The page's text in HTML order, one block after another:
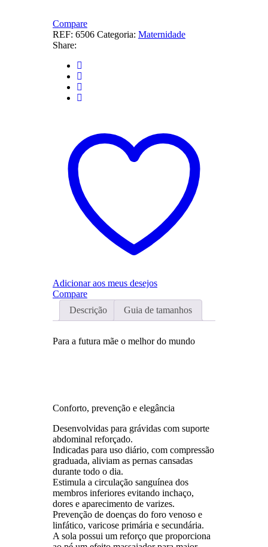
Compression
Stockings
ATU
Compare
REF: 6506 Categoria: Maternidade
Share:
Adicionar aos meus desejos
Compare
Descrição
Guia de tamanhos
Para a futura mãe o melhor do mundo
Conforto, prevenção e elegância
Desenvolvidas para grávidas com suporte
abdominal reforçado.
Indicadas para uso diário, com compressão
graduada, aliviam as pernas cansadas
durante todo o dia.
Estimula a circulação sanguínea dos
membros inferiores evitando inchaço,
dores e aparecimento de varizes.
Prevenção de doenças do foro venoso e
linfático, varicose primária e secundária.
A sola possui um reforço que proporciona